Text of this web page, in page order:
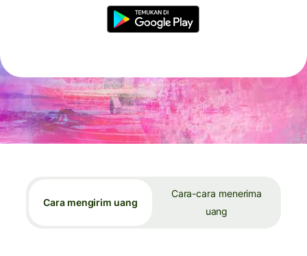
Cara mengirim uang
Cara-cara menerima
uang